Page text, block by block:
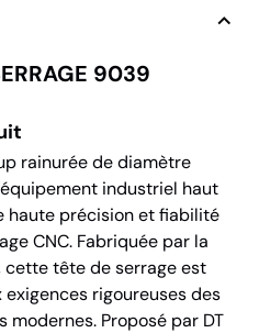
9039
rainurée de diamètre
industriel haut
haute précision et fiabilité
CNC. Fabriquée par la
cette tête de serrage est
rigoureuses des
Proposé par DT